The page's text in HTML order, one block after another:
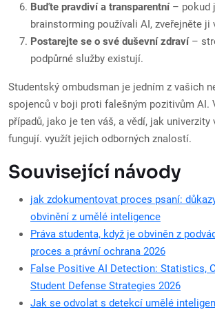
Buďte pravdiví a transparentní– pokud
brainstorming používali AI, zveřejněte ji
Postarejte se o své duševní zdraví–
podpůrné služby existují.
Studentský ombudsman je jedním z vašich
spojenců v boji proti falešným pozitivům AI.
případů, jako je ten váš, a vědí, jak
fungují. využít jejich odborných znalostí.
Související návody
jak zdokumentovat proces psaní:
obvinění z umělé inteligence
Práva studenta, když je obviněn z
proces a právní ochrana 2026
False Positive AI Detection: Statistics,
Student Defense Strategies 2026
Jak se odvolat s detekcí umělé